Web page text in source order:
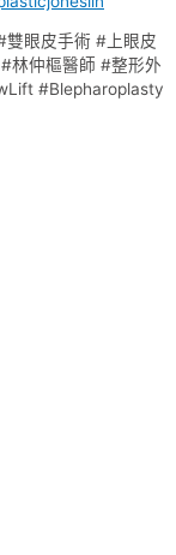
眼皮手術 #上眼皮
林仲樞醫師 #整形外
#Blepharoplasty